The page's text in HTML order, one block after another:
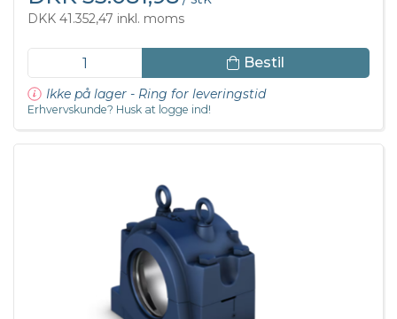
DKK 41.352,47 inkl. moms
Bestil
Ikke på lager - Ring for leveringstid
Erhvervskunde? Husk at logge ind!